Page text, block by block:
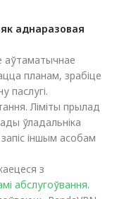
аднаразовая
аўтаматычнае
планам, зрабіце
паслугі.
Ліміты прылад
ўладальніка
іншым асобам
з
абслугоўвання.